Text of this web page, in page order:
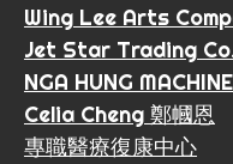
Wing Lee Arts
Jet Star Trading
NGA HUNG
Celia Cheng 鄭幗恩
專職醫療復康中心